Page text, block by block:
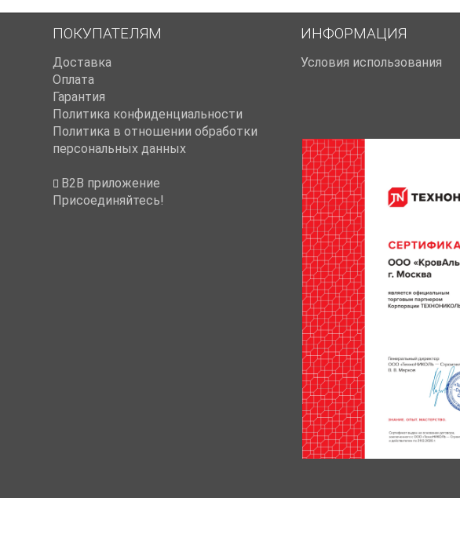
ПОКУПАТЕЛЯМ
Доставка
Оплата
Гарантия
Политика конфиденциальности
Политика в отношении обработки
персональных данных
B2B приложение
Присоединяйтесь!
ИНФОРМАЦИЯ
Условия использования